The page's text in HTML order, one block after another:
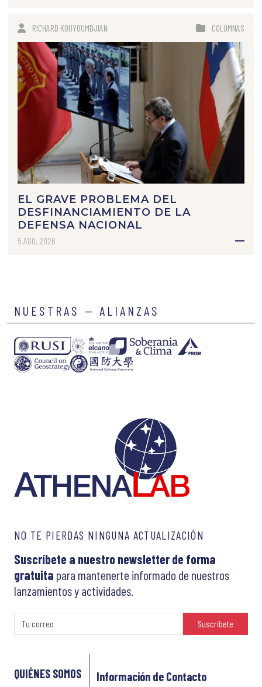
RICHARD KOUYOUMDJIAN COLUMNAS
EL GRAVE PROBLEMA DEL
DESFINANCIAMIENTO DE LA
DEFENSA NACIONAL
5 AGO, 2026
NUESTRAS — ALIANZAS
NO TE PIERDAS NINGUNA ACTUALIZACIÓN
Suscríbete a nuestro newsletter de forma
gratuita para mantenerte informado de nuestros
lanzamientos y actividades.
Suscríbete
QUIÉNES SOMOS Información de Contacto